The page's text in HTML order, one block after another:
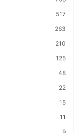
517
263
210
125
48
22
15
11